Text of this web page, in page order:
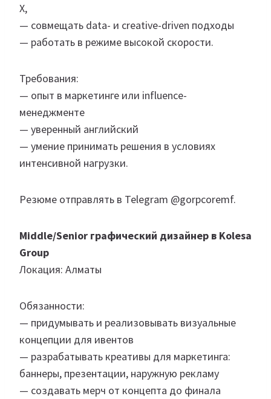
X,
— совмещать data- и creative-driven подходы
— работать в режиме высокой скорости.
Требования:
— опыт в маркетинге или influence-
менеджменте
— уверенный английский
— умение принимать решения в условиях
интенсивной нагрузки.
Резюме отправлять в Telegram @gorpcoremf.
Middle/Senior графический дизайнер в Kolesa
Group
Локация: Алматы
Обязанности:
— придумывать и реализовывать визуальные
концепции для ивентов
— разрабатывать креативы для маркетинга:
баннеры, презентации, наружную рекламу
— создавать мерч от концепта до финала